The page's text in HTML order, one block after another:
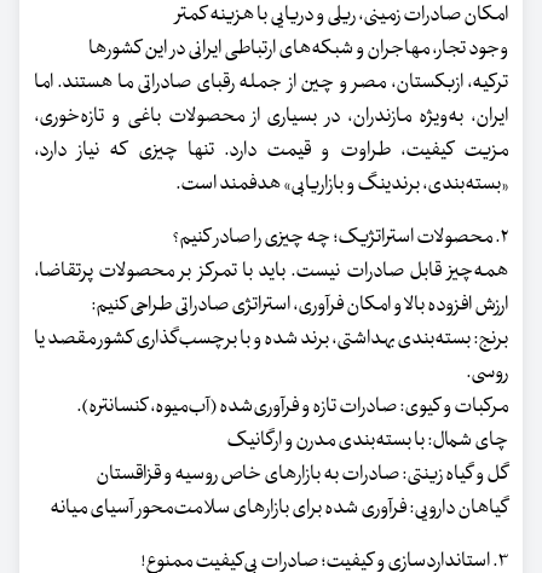
امکان صادرات زمینی، ریلی و دریایی با هزینه کمتر
وجود تجار، مهاجران و شبکه‌های ارتباطی ایرانی در این کشورها
ترکیه، ازبکستان، مصر و چین از جمله رقبای صادراتی ما هستند. اما
ایران، به‌ویژه مازندران، در بسیاری از محصولات باغی و تازه‌خوری،
مزیت کیفیت، طراوت و قیمت دارد. تنها چیزی که نیاز دارد،
«بسته‌بندی، برندینگ و بازاریابی» هدفمند است.
۲. محصولات استراتژیک؛ چه چیزی را صادر کنیم؟
همه‌چیز قابل صادرات نیست. باید با تمرکز بر محصولات پرتقاضا،
ارزش افزوده بالا و امکان فرآوری، استراتژی صادراتی طراحی کنیم:
برنج: بسته‌بندی بهداشتی، برند شده و با برچسب‌گذاری کشور مقصد یا
روسی.
مرکبات و کیوی: صادرات تازه و فرآوری‌شده (آب‌میوه، کنسانتره).
چای شمال: با بسته‌بندی مدرن و ارگانیک
گل و گیاه زینتی: صادرات به بازارهای خاص روسیه و قزاقستان
گیاهان دارویی: فرآوری شده برای بازارهای سلامت‌محور آسیای میانه
۳. استانداردسازی و کیفیت؛ صادرات بی‌کیفیت ممنوع!